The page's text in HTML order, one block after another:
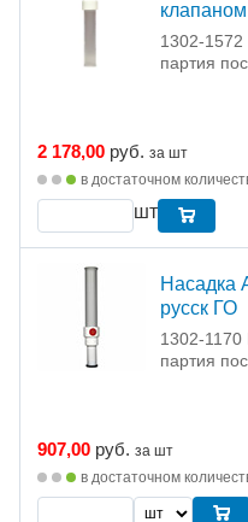
клапаном
1302-
партия
2 178,00 руб. за шт
в достаточном
шт
Насадка
русск ГО
1302-
партия
907,00 руб. за шт
в достаточном